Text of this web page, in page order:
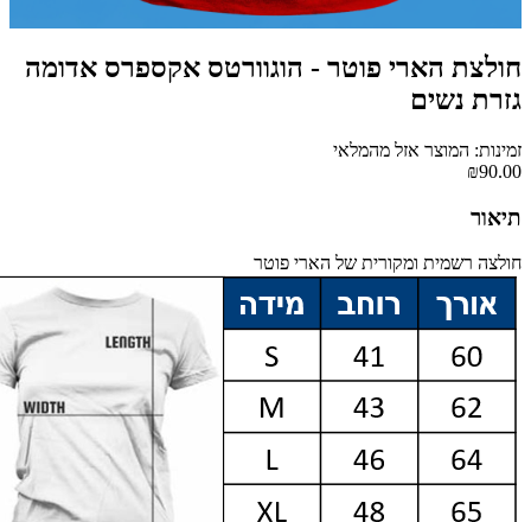
חולצת הארי פוטר - הוגוורטס אקספרס אדומה
גזרת נשים
זמינות: המוצר אזל מהמלאי
₪90.00
תיאור
חולצה רשמית ומקורית של הארי פוטר